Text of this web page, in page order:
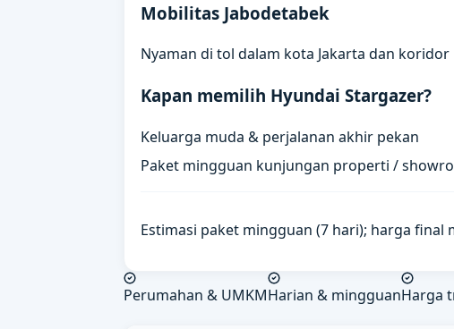
Mobilitas Jabodetabek
Nyaman di tol dalam kota Jakarta dan
Kapan memilih Hyundai Stargazer?
Keluarga muda & perjalanan akhir pekan
Paket mingguan kunjungan properti /
Estimasi paket mingguan (7 hari); harga final
Perumahan & UMKMHarian & mingguanHarga